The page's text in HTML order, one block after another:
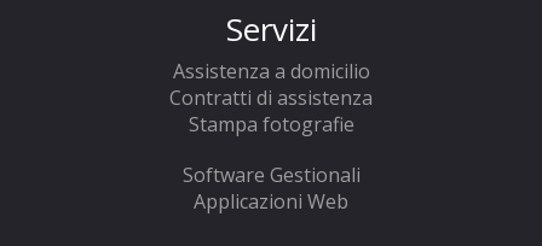
Servizi
Assistenza a domicilio
Contratti di assistenza
Stampa fotografie
Software Gestionali
Applicazioni Web